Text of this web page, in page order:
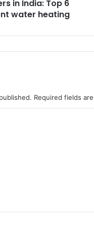
in India: Top 6
water heating
Required fields